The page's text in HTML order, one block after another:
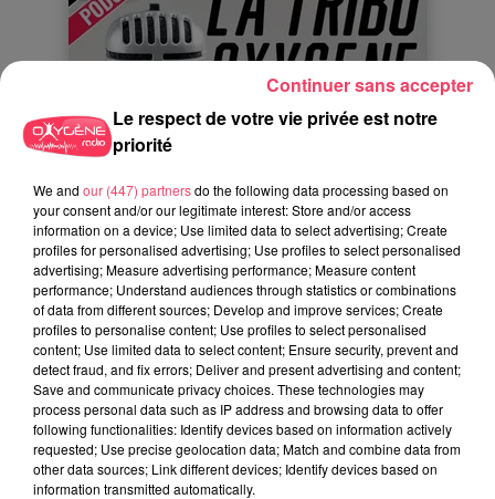
Le respect de votre vie privée est notre
priorité
We and our (447) partnersdo the following data processing based on
your consent and/or our legitimate interest: Store and/or access
information on a device; Use limited data to select advertising; Create
profiles for personalised advertising; Use profiles to select personalised
advertising; Measure advertising performance; Measure content
performance; Understand audiences through statistics or combinations
of data from different sources; Develop and improve services; Create
profiles to personalise content; Use profiles to select personalised
content; Use limited data to select content; Ensure security, prevent and
detect fraud, and fix errors; Deliver and present advertising and content;
Save and communicate privacy choices. These technologies may
process personal data such as IP address and browsing data to offer
following functionalities: Identify devices based on information actively
requested; Use precise geolocation data; Match and combine data from
other data sources; Link different devices; Identify devices based on
information transmitted automatically.
Continuer sans accepter